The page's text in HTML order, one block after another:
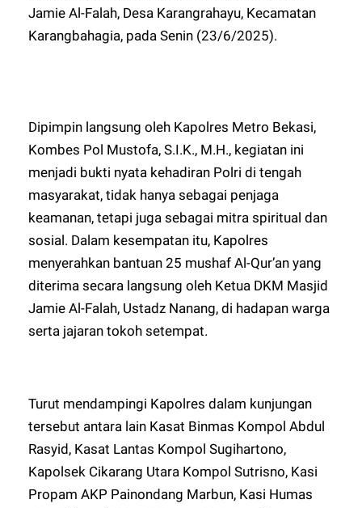
Jamie Al-Falah, Desa Karangrahayu, Kecamatan
Karangbahagia, pada Senin (23/6/2025).
Dipimpin langsung oleh Kapolres Metro Bekasi,
Kombes Pol Mustofa, S.I.K., M.H., kegiatan ini
menjadi bukti nyata kehadiran Polri di tengah
masyarakat, tidak hanya sebagai penjaga
keamanan, tetapi juga sebagai mitra spiritual dan
sosial. Dalam kesempatan itu, Kapolres
menyerahkan bantuan 25 mushaf Al-Qur’an yang
diterima secara langsung oleh Ketua DKM Masjid
Jamie Al-Falah, Ustadz Nanang, di hadapan warga
serta jajaran tokoh setempat.
Turut mendampingi Kapolres dalam kunjungan
tersebut antara lain Kasat Binmas Kompol Abdul
Rasyid, Kasat Lantas Kompol Sugihartono,
Kapolsek Cikarang Utara Kompol Sutrisno, Kasi
Propam AKP Painondang Marbun, Kasi Humas